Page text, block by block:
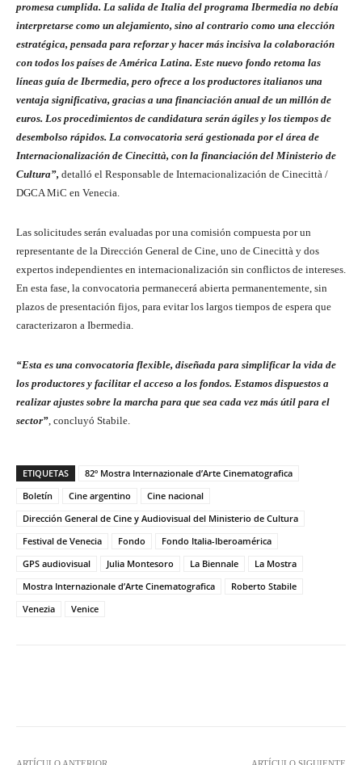
promesa cumplida. La salida de Italia del programa Ibermedia no debía
interpretarse como un alejamiento, sino al contrario como una elección
estratégica, pensada para reforzar y hacer más incisiva la colaboración
con todos los países de América Latina. Este nuevo fondo retoma las
líneas guía de Ibermedia, pero ofrece a los productores italianos una
ventaja significativa, gracias a una financiación anual de un millón de
euros. Los procedimientos de candidatura serán ágiles y los tiempos de
desembolso rápidos. La convocatoria será gestionada por el área de
Internacionalización de Cinecittà, con la financiación del Ministerio de
Cultura”, detalló el Responsable de Internacionalización de Cinecittà /
DGCA MiC en Venecia.
Las solicitudes serán evaluadas por una comisión compuesta por un
representante de la Dirección General de Cine, uno de Cinecittà y dos
expertos independientes en internacionalización sin conflictos de intereses.
En esta fase, la convocatoria permanecerá abierta permanentemente, sin
plazos de presentación fijos, para evitar los largos tiempos de espera que
caracterizaron a Ibermedia.
“Esta es una convocatoria flexible, diseñada para simplificar la vida de
los productores y facilitar el acceso a los fondos. Estamos dispuestos a
realizar ajustes sobre la marcha para que sea cada vez más útil para el
sector”, concluyó Stabile.
ETIQUETAS
82º Mostra Internazionale d’Arte Cinematografica
Boletín
Cine argentino
Cine nacional
Dirección General de Cine y Audiovisual del Ministerio de Cultura
Festival de Venecia
Fondo
Fondo Italia-Iberoamérica
GPS audiovisual
Julia Montesoro La Biennale
La Mostra
Mostra Internazionale d’Arte Cinematografica
Roberto Stabile
Venezia
Venice